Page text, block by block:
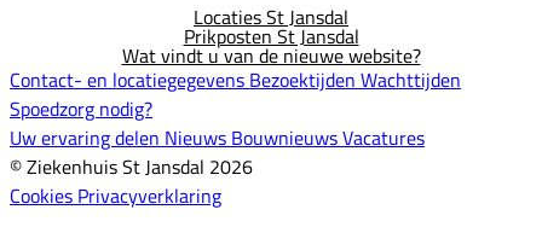
Locaties St Jansdal
Prikposten St Jansdal
Wat vindt u van de nieuwe website?
Contact- en locatiegegevens Bezoektijden Wachttijden
Spoedzorg nodig?
Uw ervaring delen Nieuws BouwnieuwsVacatures
© Ziekenhuis St Jansdal 2026
Cookies Privacyverklaring